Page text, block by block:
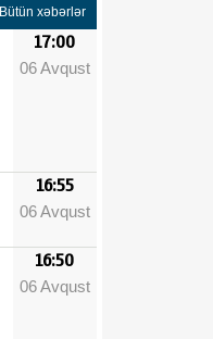
Bütün xəbərlər
17:00
06 Avqust
16:55
06 Avqust
16:50
06 Avqust